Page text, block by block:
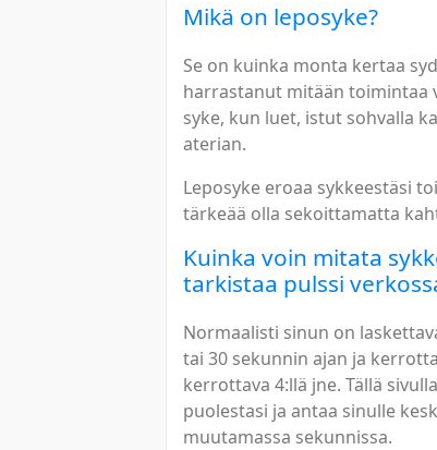
Mikä on leposyke?
Se on kuinka monta kertaa
harrastanut mitään toimintaa
syke, kun luet, istut sohvalla
aterian.
Leposyke eroaa sykkeestäsi
tärkeää olla sekoittamatta
Kuinka voin mitata
tarkistaa pulssi
Normaalisti sinun on
tai 30 sekunnin ajan ja
kerrottava 4:llä jne. Tällä
puolestasi ja antaa sinulle
muutamassa sekunnissa.